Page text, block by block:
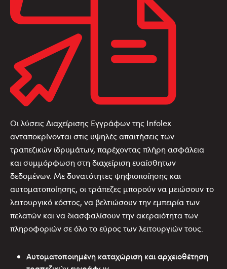
Οι λύσεις Διαχείρισης Εγγράφων της Infolex
ανταποκρίνονται στις υψηλές απαιτήσεις των
τραπεζικών ιδρυμάτων, παρέχοντας πλήρη ασφάλεια
και συμμόρφωση στη διαχείριση ευαίσθητων
δεδομένων. Με δυνατότητες ψηφιοποίησης και
αυτοματοποίησης, οι τράπεζες μπορούν να μειώσουν το
λειτουργικό κόστος, να βελτιώσουν την εμπειρία των
πελατών και να διασφαλίσουν την ακεραιότητα των
πληροφοριών σε όλο το εύρος των λειτουργιών τους.
Αυτοματοποιημένη καταχώριση και αρχειοθέτηση